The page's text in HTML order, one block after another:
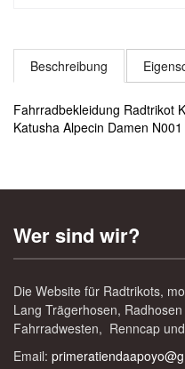
Beschreibung
Fahrradbekleidung Radtrikot
Katusha Alpecin Damen N001
Wer sind wir?
Die Website für Radtrikots,
Lang Trägerhosen,
Fahrradwesten, Renncap
Email: